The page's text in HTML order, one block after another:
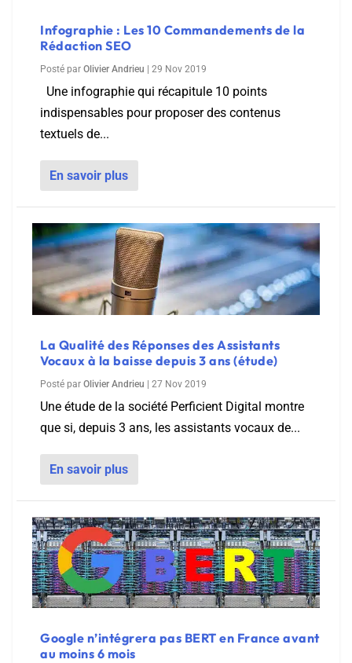
Infographie : Les 10 Commandements de la
Rédaction SEO
Posté par Olivier Andrieu | 29 Nov 2019
Une infographie qui récapitule 10 points
indispensables pour proposer des contenus
textuels de...
En savoir plus
La Qualité des Réponses des Assistants
Vocaux à la baisse depuis 3 ans (étude)
Posté par Olivier Andrieu | 27 Nov 2019
Une étude de la société Perficient Digital montre
que si, depuis 3 ans, les assistants vocaux de...
En savoir plus
Google n’intégrera pas BERT en France avant
au moins 6 mois